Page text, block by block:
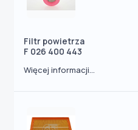
Filtr powietrza
F 026 400 443
Więcej informacji...